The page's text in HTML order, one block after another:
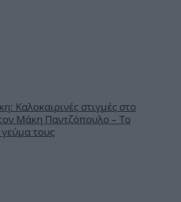
Καλοκαιρινές στιγμές στο
Μάκη Παντζόπουλο – Το
τους